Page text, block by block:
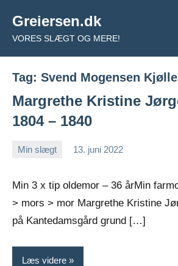
indhold
Greiersen.dk
VORES SLÆGT OG MERE!
Tag: Svend Mogensen
Margrethe Kristine
1804 – 1840
Min slægt 13. juni 2022
Min 3 x tip oldemor – 36 årMin
> mors > mor Margrethe Kristine
på Kantedamsgård grund […]
Læs videre